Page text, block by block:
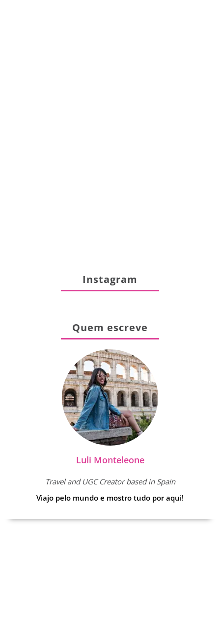
Instagram
Quem escreve
Luli Monteleone
Travel and UGC Creator based in Spain
Viajo pelo mundo e mostro tudo por aqui!